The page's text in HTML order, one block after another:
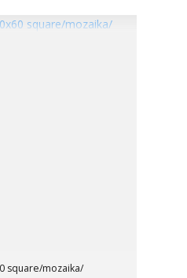
square/mozaika/